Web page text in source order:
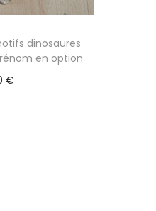
dinosaures
en option
€